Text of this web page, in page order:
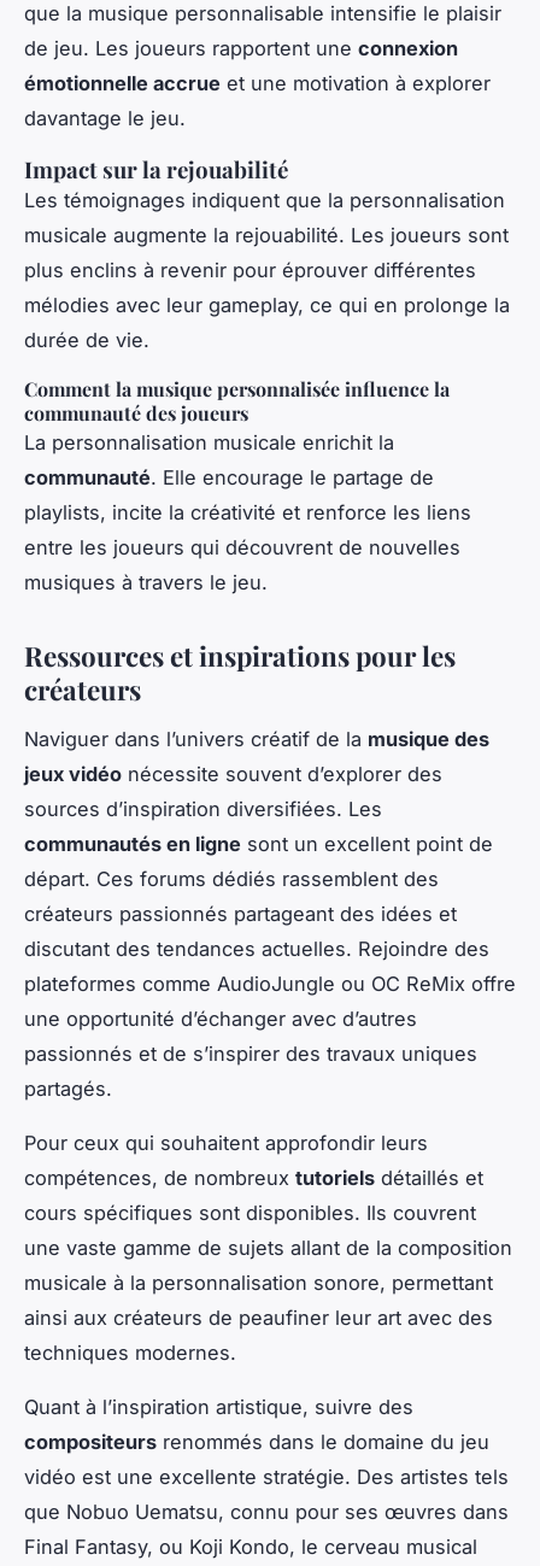
que la musique personnalisable intensifie le plaisir
de jeu. Les joueurs rapportent une connexion
émotionnelle accrue et une motivation à explorer
davantage le jeu.
Impact sur la rejouabilité
Les témoignages indiquent que la personnalisation
musicale augmente la rejouabilité. Les joueurs sont
plus enclins à revenir pour éprouver différentes
mélodies avec leur gameplay, ce qui en prolonge la
durée de vie.
Comment la musique personnalisée influence la
communauté des joueurs
La personnalisation musicale enrichit la
communauté. Elle encourage le partage de
playlists, incite la créativité et renforce les liens
entre les joueurs qui découvrent de nouvelles
musiques à travers le jeu.
Ressources et inspirations pour les
créateurs
Naviguer dans l’univers créatif de la musique des
jeux vidéo nécessite souvent d’explorer des
sources d’inspiration diversifiées. Les
communautés en ligne sont un excellent point de
départ. Ces forums dédiés rassemblent des
créateurs passionnés partageant des idées et
discutant des tendances actuelles. Rejoindre des
plateformes comme AudioJungle ou OC ReMix offre
une opportunité d’échanger avec d’autres
passionnés et de s’inspirer des travaux uniques
partagés.
Pour ceux qui souhaitent approfondir leurs
compétences, de nombreux tutoriels détaillés et
cours spécifiques sont disponibles. Ils couvrent
une vaste gamme de sujets allant de la composition
musicale à la personnalisation sonore, permettant
ainsi aux créateurs de peaufiner leur art avec des
techniques modernes.
Quant à l’inspiration artistique, suivre des
compositeurs renommés dans le domaine du jeu
vidéo est une excellente stratégie. Des artistes tels
que Nobuo Uematsu, connu pour ses œuvres dans
Final Fantasy, ou Koji Kondo, le cerveau musical